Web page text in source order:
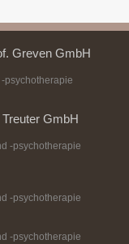
Greven GmbH
psychotherapie
GmbH
-psychotherapie
-psychotherapie
-psychotherapie